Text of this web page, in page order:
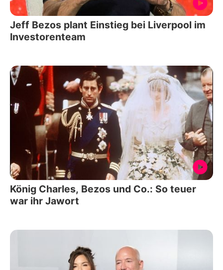
Jeff Bezos plant Einstieg bei Liverpool im
Investorenteam
König Charles, Bezos und Co.: So teuer
war ihr Jawort